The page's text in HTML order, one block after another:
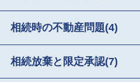
相続時の不動産問題(4)
相続放棄と限定承認(7)